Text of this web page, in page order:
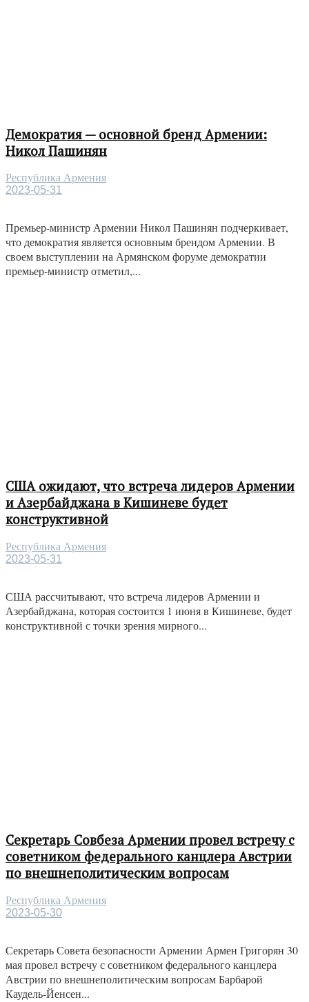
Демократия — основной бренд Армении:
Никол Пашинян
Республика Армения
2023-05-31
Премьер-министр Армении Никол Пашинян подчеркивает,
что демократия является основным брендом Армении. В
своем выступлении на Армянском форуме демократии
премьер-министр отметил,...
США ожидают, что встреча лидеров Армении
и Азербайджана в Кишиневе будет
конструктивной
Республика Армения
2023-05-31
США рассчитывают, что встреча лидеров Армении и
Азербайджана, которая состоится 1 июня в Кишиневе, будет
конструктивной с точки зрения мирного...
Секретарь Совбеза Армении провел встречу с
советником федерального канцлера Австрии
по внешнеполитическим вопросам
Республика Армения
2023-05-30
Секретарь Совета безопасности Армении Армен Григорян 30
мая провел встречу с советником федерального канцлера
Австрии по внешнеполитическим вопросам Барбарой
Каудель-Йенсен...